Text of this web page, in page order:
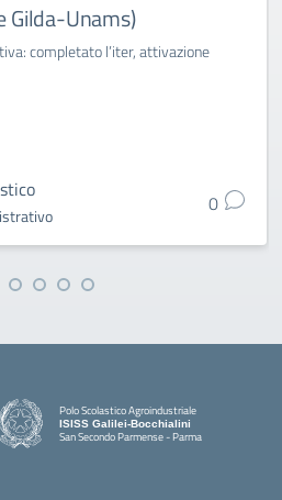
Gilda-Unams)
completato l’iter, attivazione
0
Polo Scolastico Agroindustriale
ISISS Galilei-Bocchialini
San Secondo Parmense - Parma